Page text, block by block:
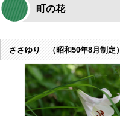
町の花
ささゆり （昭和50年8月制定）